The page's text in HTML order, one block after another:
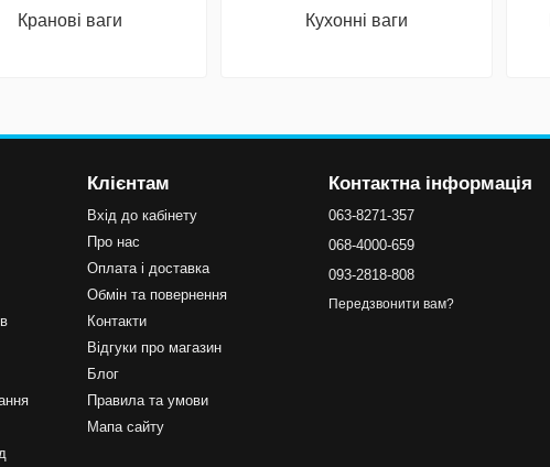
Кранові ваги Кухонні ваги
Клієнтам
Вхід до кабінету
Про нас
Оплата і доставка
Обмін та повернення
Контакти
Відгуки про магазин
Блог
Правила та умови
Мапа сайту
Контактна інформація
063-8271-357
068-4000-659
093-2818-808
Передзвонити вам?